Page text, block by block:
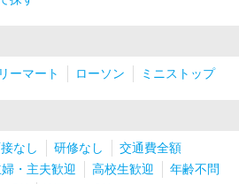
ーマート ローソン ミニストップ
なし 研修なし
交通費全額
婦・主夫歓迎 高校生歓迎
年齢不問